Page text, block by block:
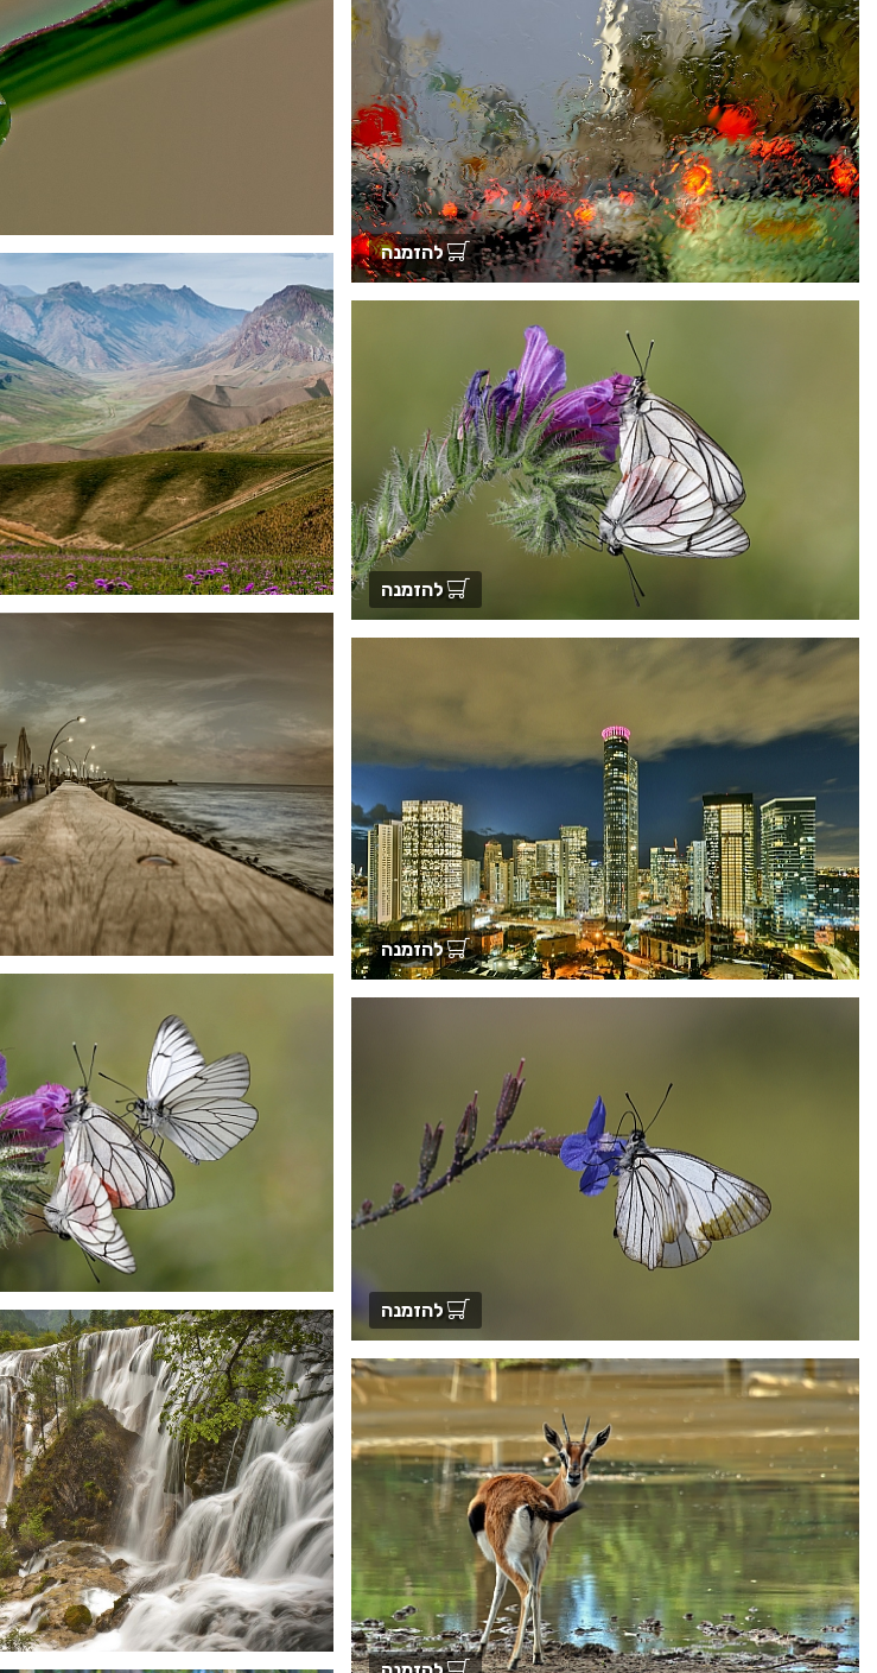
להזמנה
להזמנה
להזמנה
להזמנה